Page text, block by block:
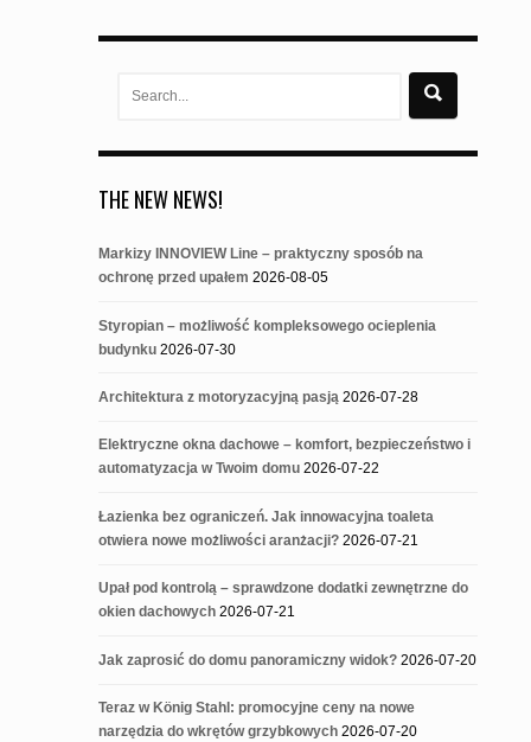
THE NEW NEWS!
Markizy INNOVIEW Line – praktyczny sposób na
ochronę przed upałem 2026-08-05
Styropian – możliwość kompleksowego ocieplenia
budynku 2026-07-30
Architektura z motoryzacyjną pasją 2026-07-28
Elektryczne okna dachowe – komfort, bezpieczeństwo i
automatyzacja w Twoim domu 2026-07-22
Łazienka bez ograniczeń. Jak innowacyjna toaleta
otwiera nowe możliwości aranżacji? 2026-07-21
Upał pod kontrolą – sprawdzone dodatki zewnętrzne do
okien dachowych 2026-07-21
Jak zaprosić do domu panoramiczny widok? 2026-07-20
Teraz w König Stahl: promocyjne ceny na nowe
narzędzia do wkrętów grzybkowych 2026-07-20